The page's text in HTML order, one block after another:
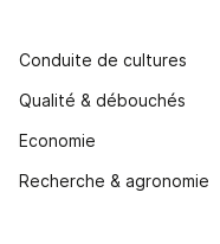
Conduite de cultures
Qualité & débouchés
Economie
Recherche & agronomie